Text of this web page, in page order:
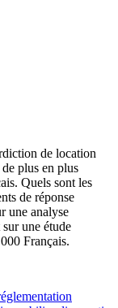
de location
plus en plus
Quels sont les
de réponse
une analyse
une étude
Français.